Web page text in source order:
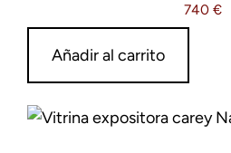
740 €
Añadir al carrito